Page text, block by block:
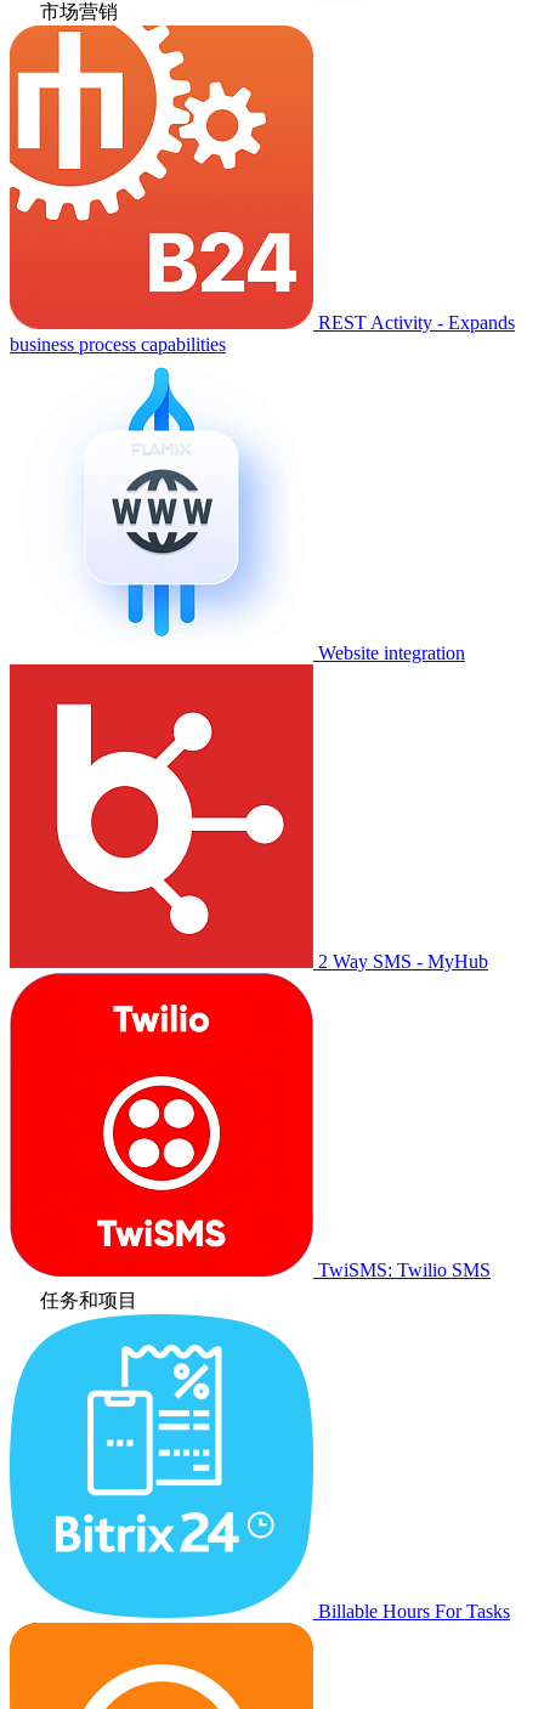
市场营销
REST Activity - Expands
business process capabilities
Website integration
2 Way SMS - MyHub
TwiSMS: Twilio SMS
任务和项目
Billable Hours For Tasks